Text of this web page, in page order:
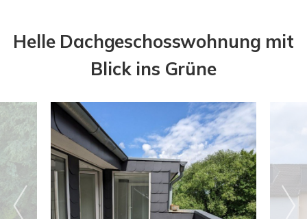
Helle Dachgeschosswohnung mit
Blick ins Grüne